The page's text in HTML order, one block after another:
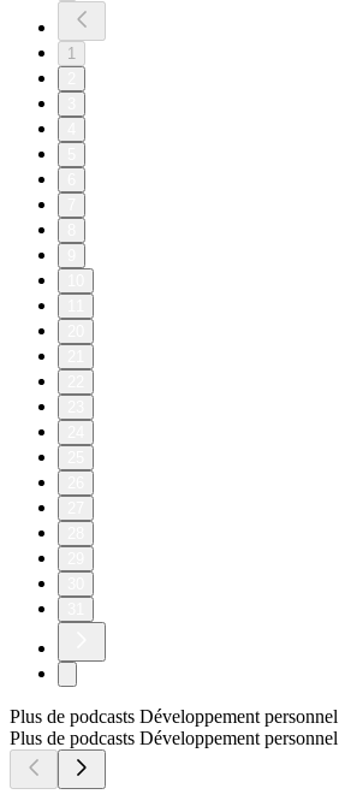
1
Plus de podcasts Développement personnel
Plus de podcasts Développement personnel